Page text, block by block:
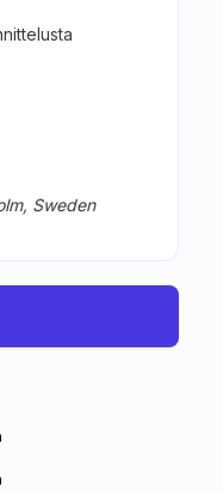
Sweden